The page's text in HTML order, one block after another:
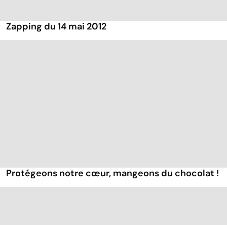
Zapping du 14 mai 2012
Protégeons notre cœur, mangeons du chocolat !